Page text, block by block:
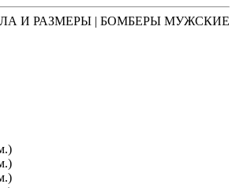
И РАЗМЕРЫ | БОМБЕРЫ МУЖСКИЕ